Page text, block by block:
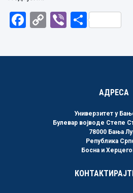
Facebook
CopyViberShare
АДРЕСА
Универзитет у
Булевар војводе Степе
78000 Бања
Република
Босна и